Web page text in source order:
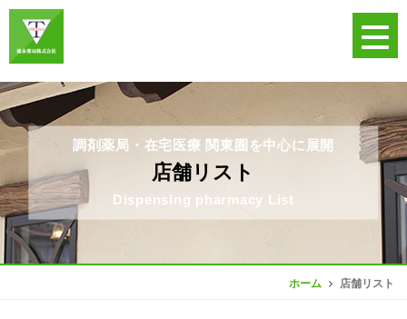
調剤薬局・在宅医療 関東圏を中心に展開
店舗リスト
Dispensing pharmacy List
ホーム 店舗リスト